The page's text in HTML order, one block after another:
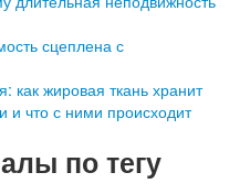
сцеплена с
как жировая ткань хранит
и что с ними происходит
по тегу